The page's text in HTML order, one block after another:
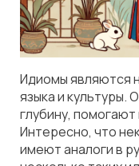
Идиомы являются
языка и культуры.
глубину,
Интересно, что
имеют аналоги в